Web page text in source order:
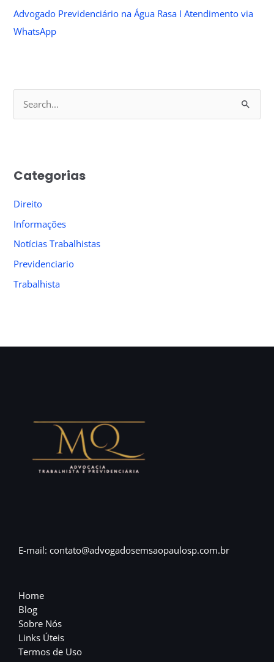
Advogado Previdenciário na Água Rasa I Atendimento via
WhatsApp
e
c
o
r
:
Categorias
Direito
Informações
Notícias Trabalhistas
Previdenciario
Trabalhista
E-mail: contato@advogadosemsaopaulosp.com.br
Home
Blog
Sobre Nós
Links Úteis
Termos de Uso